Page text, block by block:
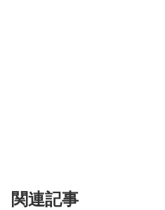
関連記事